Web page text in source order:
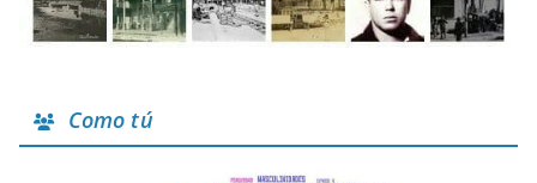
Como tú